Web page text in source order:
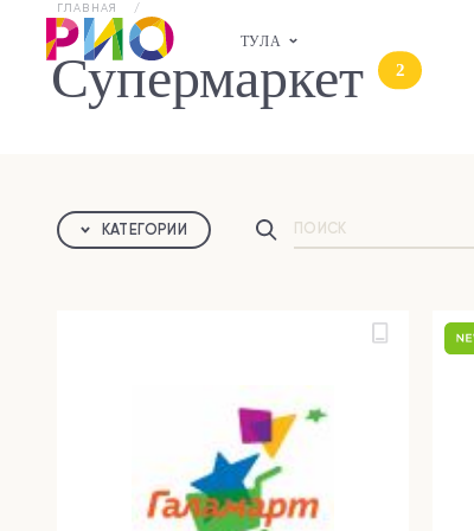
ТУЛА
ГЛАВНАЯ
Супермаркет 2
КАТЕГОРИИ